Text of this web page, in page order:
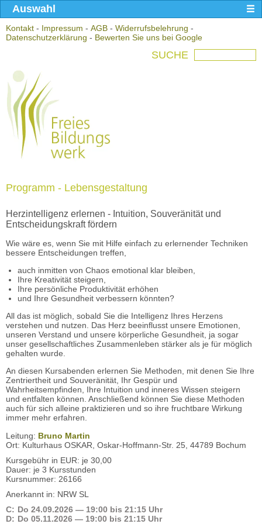
Kontakt - Impressum - AGB - Widerrufsbelehrung -
Datenschutzerklärung - Bewerten Sie uns bei Google
SUCHE
Programm - Lebensgestaltung
Herzintelligenz erlernen - Intuition, Souveränität und
Entscheidungskraft fördern
Wie wäre es, wenn Sie mit Hilfe einfach zu erlernender Techniken
bessere Entscheidungen treffen,
auch inmitten von Chaos emotional klar bleiben,
Ihre Kreativität steigern,
Ihre persönliche Produktivität erhöhen
und Ihre Gesundheit verbessern könnten?
All das ist möglich, sobald Sie die Intelligenz Ihres Herzens
verstehen und nutzen. Das Herz beeinflusst unsere Emotionen,
unseren Verstand und unsere körperliche Gesundheit, ja sogar
unser gesellschaftliches Zusammenleben stärker als je für möglich
gehalten wurde.
An diesen Kursabenden erlernen Sie Methoden, mit denen Sie Ihre
Zentriertheit und Souveränität, Ihr Gespür und
Wahrheitsempfinden, Ihre Intuition und inneres Wissen steigern
und entfalten können. Anschließend können Sie diese Methoden
auch für sich alleine praktizieren und so ihre fruchtbare Wirkung
immer mehr erfahren.
Leitung: Bruno Martin
Ort: Kulturhaus OSKAR, Oskar-Hoffmann-Str. 25, 44789 Bochum
Kursgebühr in EUR: je 30,00
Dauer: je 3 Kursstunden
Kursnummer: 26166
Anerkannt in: NRW SL
C: Do 24.09.2026 — 19:00 bis 21:15 Uhr
D: Do 05.11.2026 — 19:00 bis 21:15 Uhr
Auswahl